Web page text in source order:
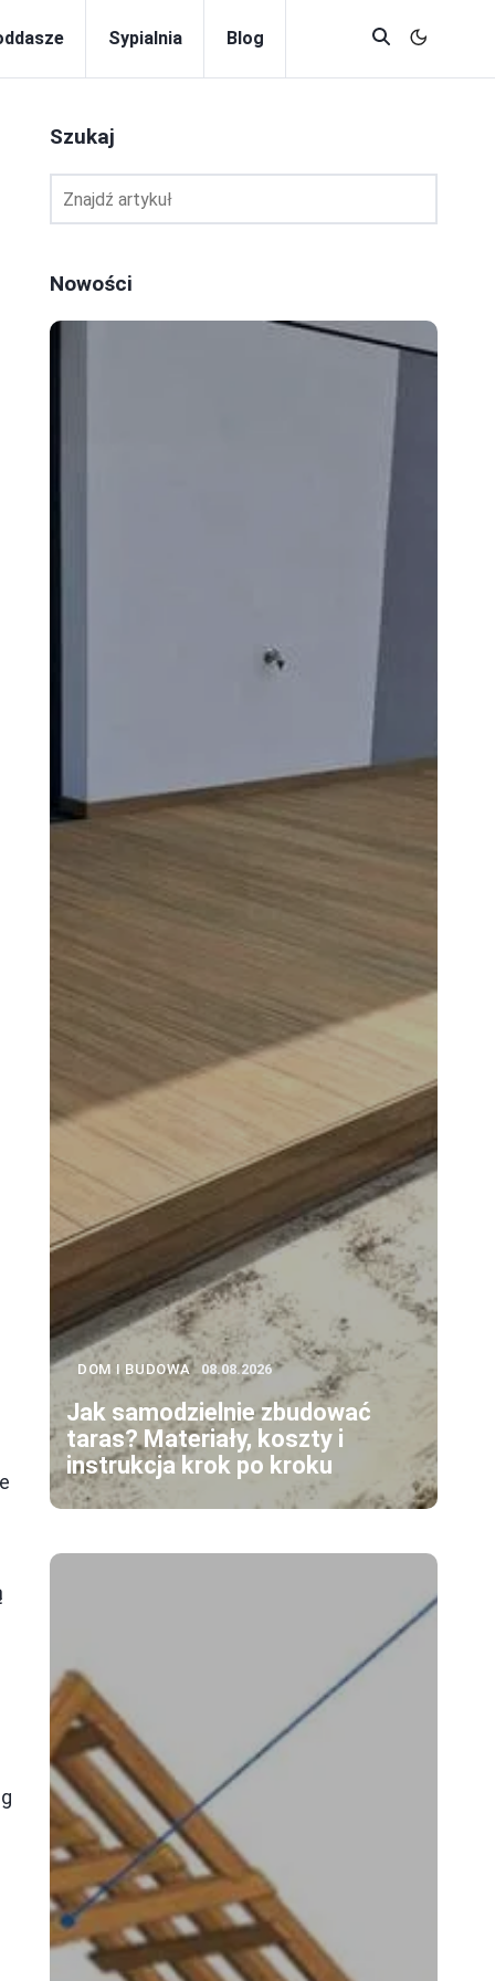
Sypialnia Blog
Szukaj
Nowości
DOM I BUDOWA 08.08.2026
Jak samodzielnie zbudować
taras? Materiały, koszty i
instrukcja krok po kroku